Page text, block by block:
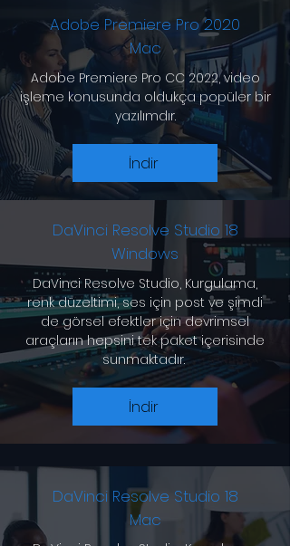
Adobe Premiere Pro 2020
Mac
Adobe Premiere Pro CC 2022, video
işleme konusunda oldukça popüler bir
yazılımdır.
İndir
DaVinci Resolve Studio 18
Windows
DaVinci Resolve Studio, Kurgulama,
renk düzeltimi, ses için post ve şimdi
de görsel efektler için devrimsel
araçların hepsini tek paket içerisinde
sunmaktadır.
İndir
DaVinci Resolve Studio 18
Mac